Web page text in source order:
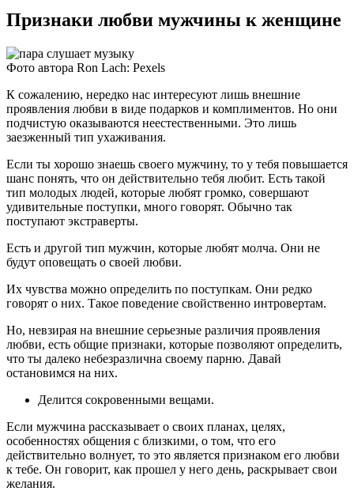
Признаки любви мужчины к женщине
Фото автора Ron Lach: Pexels
К сожалению, нередко нас интересуют лишь внешние
проявления любви в виде подарков и комплиментов. Но они
подчистую оказываются неестественными. Это лишь
заезженный тип ухаживания.
Если ты хорошо знаешь своего мужчину, то у тебя повышается
шанс понять, что он действительно тебя любит. Есть такой
тип молодых людей, которые любят громко, совершают
удивительные поступки, много говорят. Обычно так
поступают экстраверты.
Есть и другой тип мужчин, которые любят молча. Они не
будут оповещать о своей любви.
Их чувства можно определить по поступкам. Они редко
говорят о них. Такое поведение свойственно интровертам.
Но, невзирая на внешние серьезные различия проявления
любви, есть общие признаки, которые позволяют определить,
что ты далеко небезразлична своему парню. Давай
остановимся на них.
Делится сокровенными вещами.
Если мужчина рассказывает о своих планах, целях,
особенностях общения с близкими, о том, что его
действительно волнует, то это является признаком его любви
к тебе. Он говорит, как прошел у него день, раскрывает свои
желания.